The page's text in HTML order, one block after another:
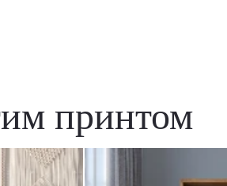
принтом